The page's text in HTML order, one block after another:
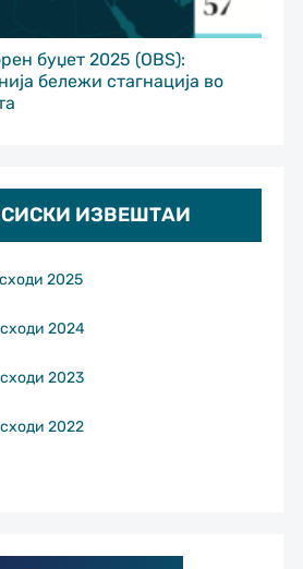
буџет 2025 (OBS):
бележи стагнација во
ИЗВЕШТАИ
2025
2024
2023
2022